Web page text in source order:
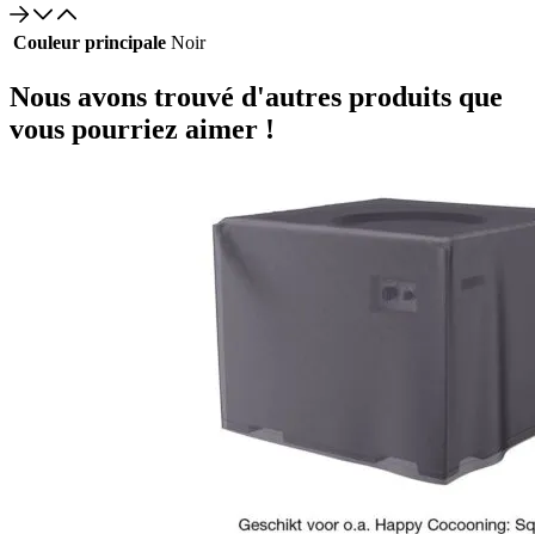
Couleur principale Noir
Nous avons trouvé d'autres produits que
vous pourriez aimer !